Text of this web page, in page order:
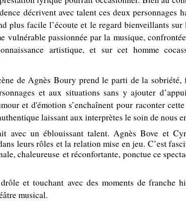
décrivent avec talent ces deux personnages
plus facile l’écoute et le regard bienveillants sur
vulnérable passionnée par la musique,
artistique, et sur cet homme
de Agnès Boury prend le parti de la sobriété,
et aux situations sans y ajouter
et d'émotion s’enchaînent pour raconter
laissant aux interprètes le soin de nous
avec un éblouissant talent. Agnès Bove et
leurs rôles et la relation mise en jeu. C’est
chaleureuseet réconfortante, ponctue ce
et touchant avec des moments de franche
musical.